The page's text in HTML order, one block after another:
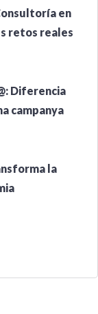
en
retos reales
Diferencia
campanya
la